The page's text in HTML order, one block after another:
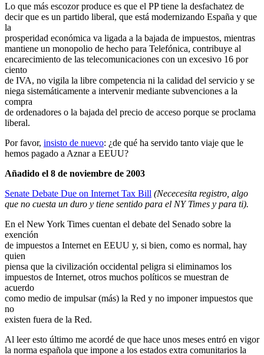
Lo que más escozor produce es que el PP tiene la desfachatez de
decir que es un partido liberal, que está modernizando España y que
la
prosperidad económica va ligada a la bajada de impuestos, mientras
mantiene un monopolio de hecho para Telefónica, contribuye al
encarecimiento de las telecomunicaciones con un excesivo 16 por
ciento
de IVA, no vigila la libre competencia ni la calidad del servicio y se
niega sistemáticamente a intervenir mediante subvenciones a la
compra
de ordenadores o la bajada del precio de acceso porque se proclama
liberal.
Por favor, insisto de nuevo: ¿de qué ha servido tanto viaje que le
hemos pagado a Aznar a EEUU?
Añadido el 8 de noviembre de 2003
Senate Debate Due on Internet Tax Bill (Nececesita registro, algo
que no cuesta un duro y tiene sentido para el NY Times y para ti).
En el New York Times cuentan el debate del Senado sobre la
exención
de impuestos a Internet en EEUU y, si bien, como es normal, hay
quien
piensa que la civilización occidental peligra si eliminamos los
impuestos de Internet, otros muchos políticos se muestran de
acuerdo
como medio de impulsar (más) la Red y no imponer impuestos que
no
existen fuera de la Red.
Al leer esto último me acordé de que hace unos meses entró en vigor
la norma española que impone a los estados extra comunitarios la